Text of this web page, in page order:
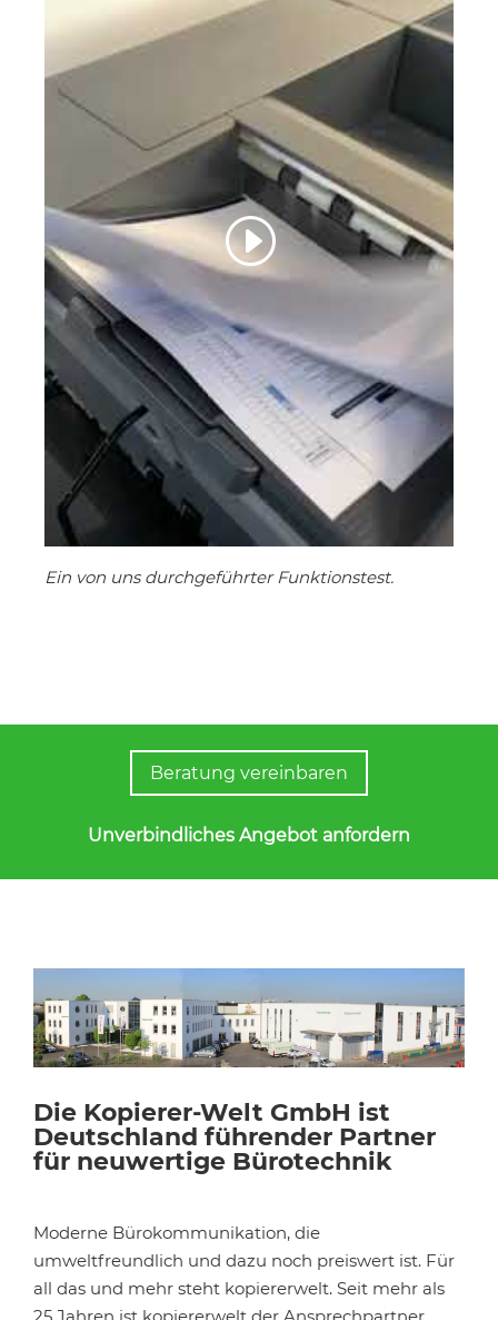
Ein von uns durchgeführter Funktionstest.
Beratung vereinbaren
Unverbindliches Angebot anfordern
Die Kopierer-Welt GmbH ist
Deutschland führender Partner
für neuwertige Bürotechnik
Moderne Bürokommunikation, die
umweltfreundlich und dazu noch preiswert ist. Für
all das und mehr steht kopiererwelt. Seit mehr als